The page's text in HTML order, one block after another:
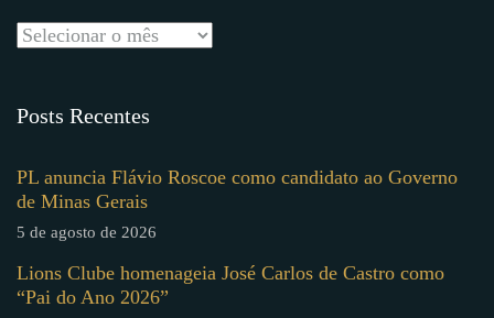
Posts Recentes
PL anuncia Flávio Roscoe como candidato ao Governo
de Minas Gerais
5 de agosto de 2026
Lions Clube homenageia José Carlos de Castro como
“Pai do Ano 2026”